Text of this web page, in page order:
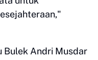
Bulek Andri Musdar